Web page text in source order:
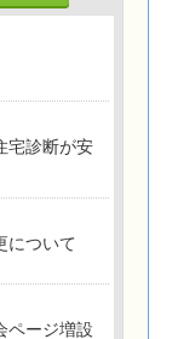
宅診断が安
について
ページ増設